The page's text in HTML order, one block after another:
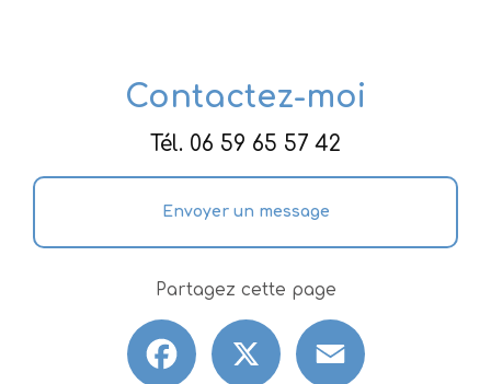
Contactez-moi
Tél. 06 59 65 57 42
Envoyer un message
Partagez cette page
Facebook